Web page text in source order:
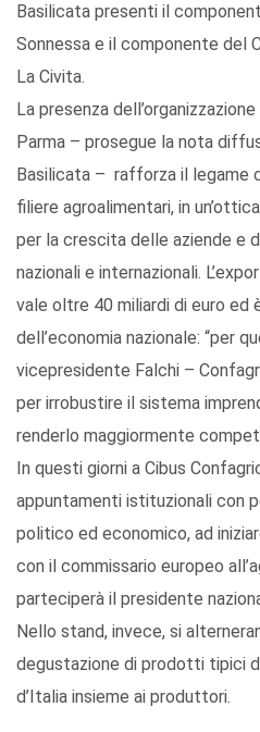
Basilicata presenti il
Sonnessa e il componente del
La Civita.
La presenza
Parma – prosegue la nota
Basilicata – rafforza il legame
filiere agroalimentari, in
per la crescita delle aziende e
nazionali e internazionali.
vale oltre 40 miliardi di euro ed
dell’economia nazionale: “per
vicepresidente Falchi –
per irrobustire il sistema
renderlo maggiormente
In questi giorni a Cibus
appuntamenti istituzionali con
politico ed economico, ad
con il commissario europeo
parteciperà il presidente
Nello stand, invece, si
degustazione di prodotti tipici
d’Italia insieme ai produttori.